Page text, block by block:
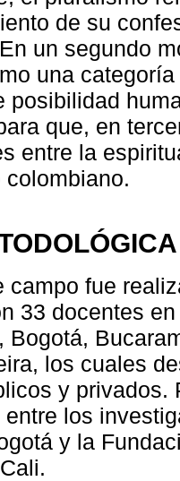
de su
un segundo
una
posibilidad
que, en
entre la
campo fue
33 docentes
Bogotá,
los cuales
y privados.
los
y la